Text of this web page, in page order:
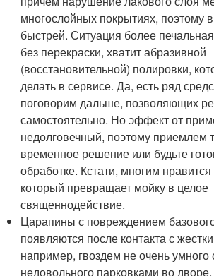
многослойных покрытиях, поэтому
быстрей. Ситуация более
без перекраски, хватит абразивной
(восстановительной) полировки,
делать в сервисе. Да, есть ряд
поговорим дальше, позволяющих
самостоятельно. Но эффект от
недолговечный, поэтому приемлем
временное решение или будьте
обработке. Кстати, многим
который превращает мойку в целое
священнодействие.
Царапины с повреждением
появляются после контакта с
например, гвоздем не очень умного
недовольного парковками во